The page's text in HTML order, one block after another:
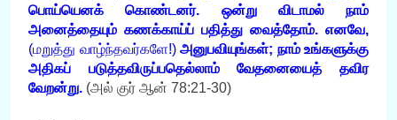
பொய்யெனக் கொண்டனர். ஒன்று விடாமல் நாம்
அனைத்தையும் கணக்காய்ப் பதித்து வைத்தோம். எனவே,
(மறுத்து வாழ்ந்தவர்களே!)அனுபவியுங்கள்; நாம் உங்களுக்கு
அதிகப் படுத்தவிருப்பதெல்லாம் வேதனையைத் தவிர
வேறன்று. (அல் குர் ஆன் 78:21-30)